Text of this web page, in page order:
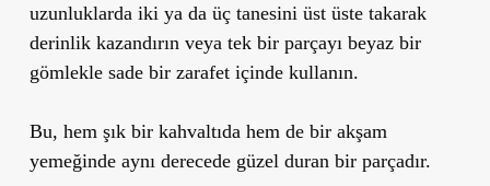
uzunluklarda iki ya da üç tanesini üst üste takarak
derinlik kazandırın veya tek bir parçayı beyaz bir
gömlekle sade bir zarafet içinde kullanın.
Bu, hem şık bir kahvaltıda hem de bir akşam
yemeğinde aynı derecede güzel duran bir parçadır.